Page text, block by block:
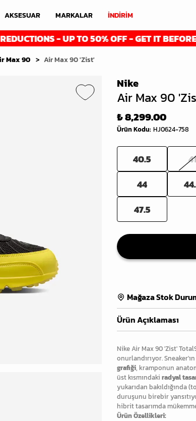
AKSESUAR MARKALAR İNDİRİM
- UP TO 50% OFF - GET IT BEFORE IT'S
Max 90 Air Max 90 'Zist'
Nike
Air Max 90
₺ 8,299.00
Ürün Kodu: HJ0624-758
40.5
44
47.5
Mağaza Stok
Ürün Açıklaması
Nike Air Max 90 'Zist'
onurlandırıyor.
grafiği, kramponun
üst kısmındaki radyal
yukarıdan bakıldığında
duruşunu birebir
hibrit tasarımda
Ürün Özellikleri: